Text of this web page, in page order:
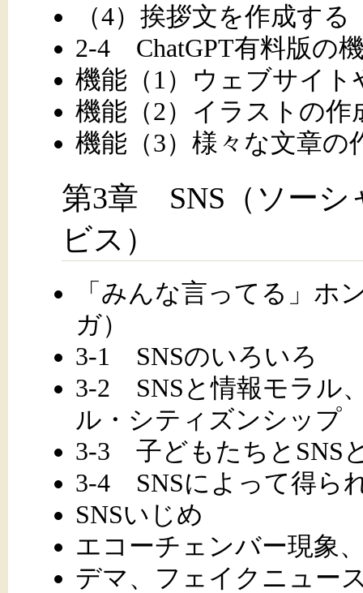
（4）挨拶文を作成する
2-4 ChatGPT有料版の
機能（1）ウェブサイト
機能（2）イラストの作
機能（3）様々な文章の
第3章 SNS（ソーシ
ビス）
「みんな言ってる」ホ
ガ）
3-1 SNSのいろいろ
3-2 SNSと情報モラル
ル・シティズンシップ
3-3 子どもたちとSNS
3-4 SNSによって得ら
SNSいじめ
エコーチェンバー現象
デマ、フェイクニュー